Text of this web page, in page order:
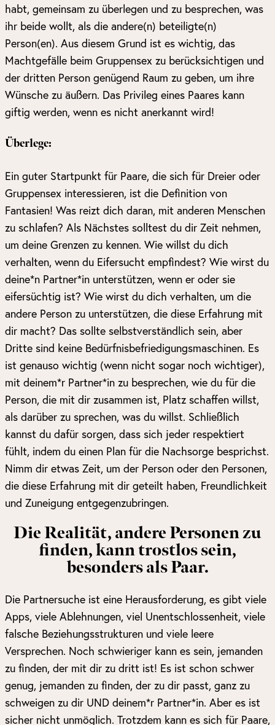
habt, gemeinsam zu überlegen und zu besprechen, was
ihr beide wollt, als die andere(n) beteiligte(n)
Person(en). Aus diesem Grund ist es wichtig, das
Machtgefälle beim Gruppensex zu berücksichtigen und
der dritten Person genügend Raum zu geben, um ihre
Wünsche zu äußern. Das Privileg eines Paares kann
giftig werden, wenn es nicht anerkannt wird!
Überlege:
Ein guter Startpunkt für Paare, die sich für Dreier oder
Gruppensex interessieren, ist die Definition von
Fantasien! Was reizt dich daran, mit anderen Menschen
zu schlafen? Als Nächstes solltest du dir Zeit nehmen,
um deine Grenzen zu kennen. Wie willst du dich
verhalten, wenn du Eifersucht empfindest? Wie wirst du
deine*n Partner*in unterstützen, wenn er oder sie
eifersüchtig ist? Wie wirst du dich verhalten, um die
andere Person zu unterstützen, die diese Erfahrung mit
dir macht? Das sollte selbstverständlich sein, aber
Dritte sind keine Bedürfnisbefriedigungsmaschinen. Es
ist genauso wichtig (wenn nicht sogar noch wichtiger),
mit deinem*r Partner*in zu besprechen, wie du für die
Person, die mit dir zusammen ist, Platz schaffen willst,
als darüber zu sprechen, was du willst. Schließlich
kannst du dafür sorgen, dass sich jeder respektiert
fühlt, indem du einen Plan für die Nachsorge besprichst.
Nimm dir etwas Zeit, um der Person oder den Personen,
die diese Erfahrung mit dir geteilt haben, Freundlichkeit
und Zuneigung entgegenzubringen.
Die Realität, andere Personen zu
finden, kann trostlos sein,
besonders als Paar.
Die Partnersuche ist eine Herausforderung, es gibt viele
Apps, viele Ablehnungen, viel Unentschlossenheit, viele
falsche Beziehungsstrukturen und viele leere
Versprechen. Noch schwieriger kann es sein, jemanden
zu finden, der mit dir zu dritt ist! Es ist schon schwer
genug, jemanden zu finden, der zu dir passt, ganz zu
schweigen zu dir UND deinem*r Partner*in. Aber es ist
sicher nicht unmöglich. Trotzdem kann es sich für Paare,